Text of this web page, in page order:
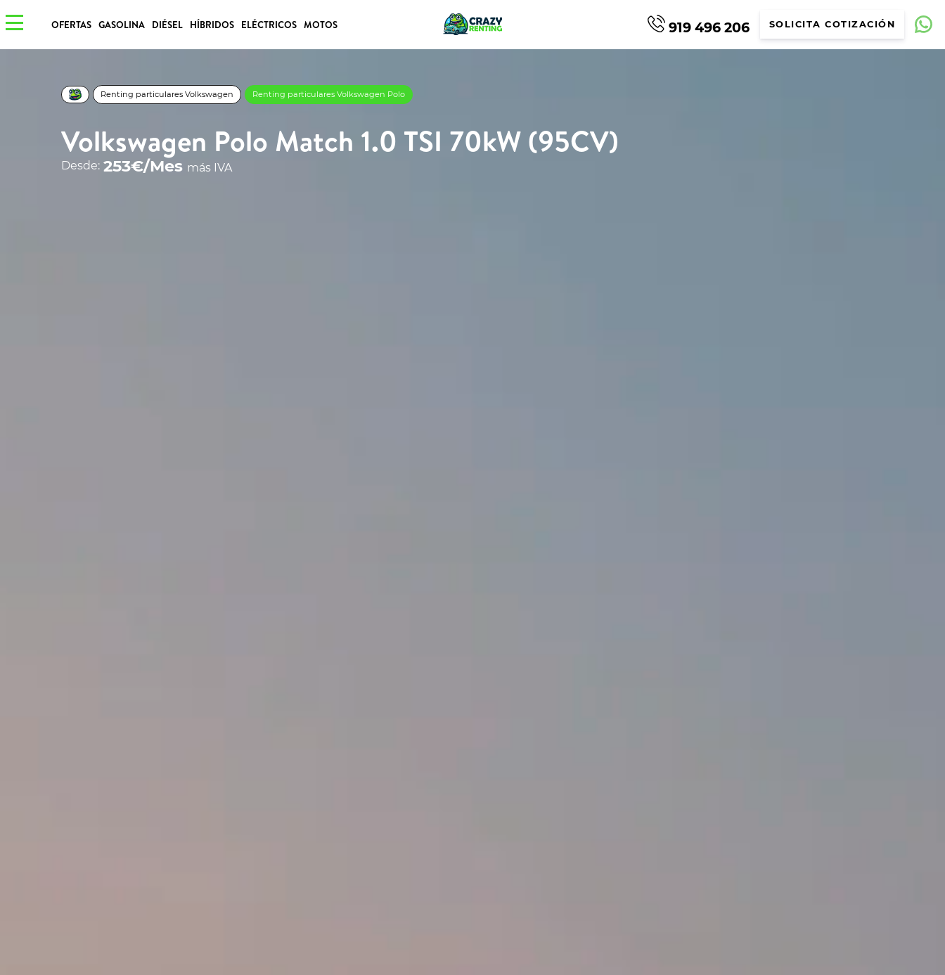
OFERTAS GASOLINA DIÉSEL HÍBRIDOS ELÉCTRICOS MOTOS 919 496 206 SOLICITA COTIZACIÓN
Renting particulares Volkswagen Renting particulares Volkswagen Polo
Volkswagen Polo Match 1.0 TSI 70kW (95CV)
Desde: 253€/Mes más IVA